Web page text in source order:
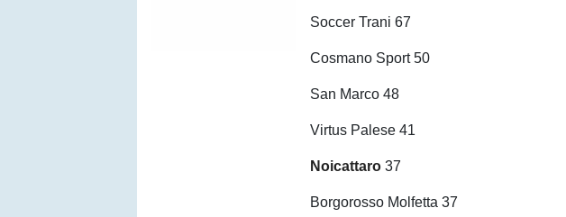
Soccer Trani 67
Cosmano Sport 50
San Marco 48
Virtus Palese 41
Noicattaro 37
Borgorosso Molfetta 37